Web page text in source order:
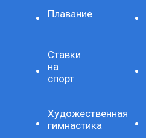
Плавание
Ставки
на
спорт
Художественная
гимнастика